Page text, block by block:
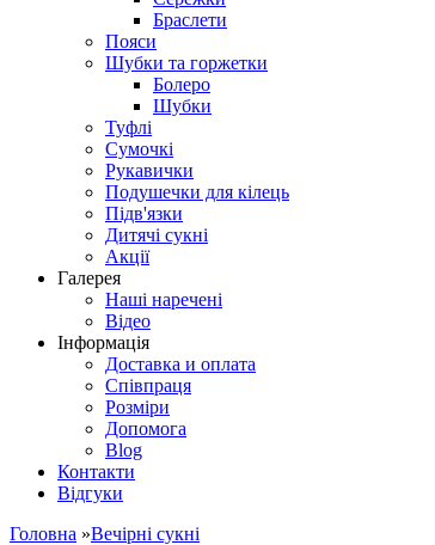
Браслети
Пояси
Шубки та горжетки
Болеро
Шубки
Туфлі
Сумочкі
Рукавички
Подушечки для кілець
Підв'язки
Дитячі сукні
Акції
Галерея
Наші наречені
Відео
Інформація
Доставка и оплата
Співпраця
Розміри
Допомога
Blog
Контакти
Відгуки
Головна »Вечірні сукні